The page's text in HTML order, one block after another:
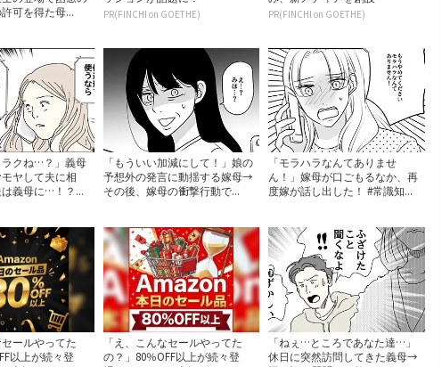
可を得た母...
PR(FINCHI on GOETHE) PR(FINCHI on GOETHE)
ラクね…？」義母
ヤして夫に相
義母に…！？...
「もういい加減にして！」娘の
予想外の発言に動揺する嫁母→
その後、嫁母の衝撃行動で...
「モラハラなんてありませ
ん！」嫁母が口ごもるなか、再
度嫁が話し出した！ #常識知...
セールやってた
以上が続々登
「え、こんなセールやってた
の？」80％OFF以上が続々登
「ねぇ…ところであなた達…」
休日に突然訪問してきた義母→